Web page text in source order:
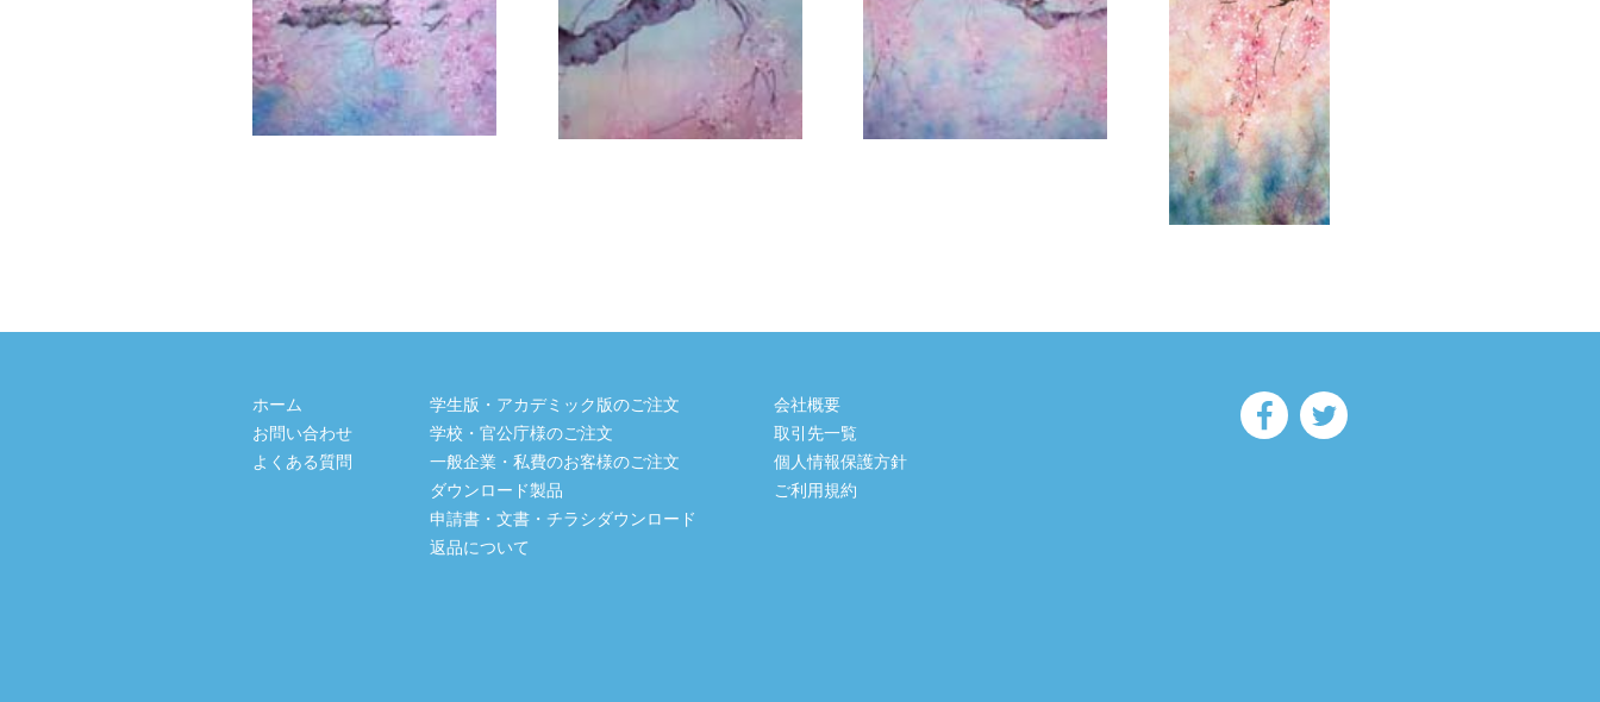
ホーム
お問い合わせ
よくある質問
学生版・アカデミック版のご注文
学校・官公庁様のご注文
一般企業・私費のお客様のご注文
ダウンロード製品
申請書・文書・チラシダウンロード
返品について
会社概要
取引先一覧
個人情報保護方針
ご利用規約